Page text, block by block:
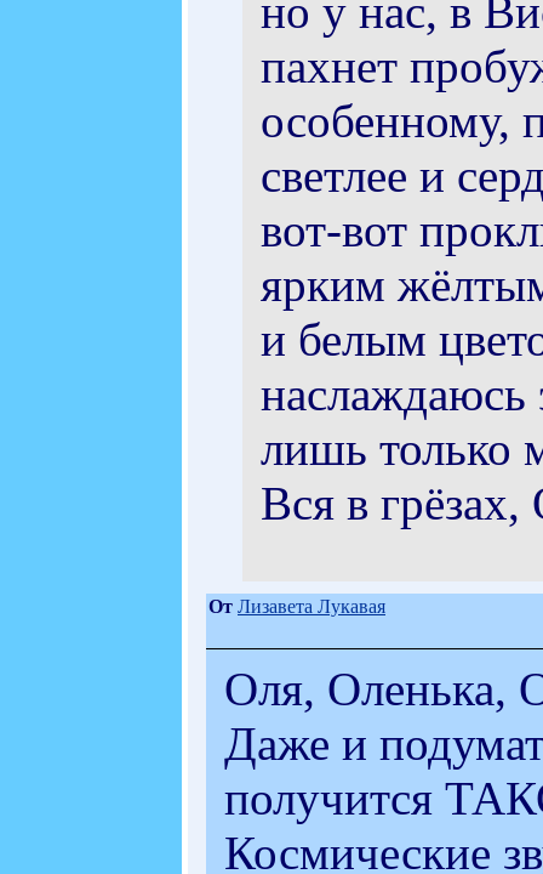
но у нас, в
пахнет
особенному,
светлее и
вот-вот
ярким
и белым
наслаждаюсь
лишь только
Вся в грёзах,
От Лизавета Лукавая
Оля, Оленька,
Даже и
получится
Космические